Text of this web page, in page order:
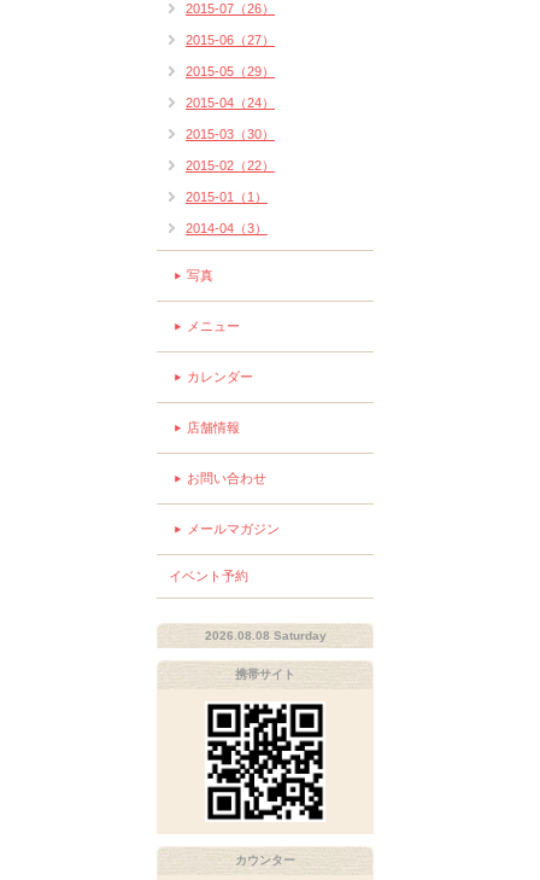
2015-07（26）
2015-06（27）
2015-05（29）
2015-04（24）
2015-03（30）
2015-02（22）
2015-01（1）
2014-04（3）
写真
メニュー
カレンダー
店舗情報
お問い合わせ
メールマガジン
イベント予約
2026.08.08 Saturday
携帯サイト
カウンター